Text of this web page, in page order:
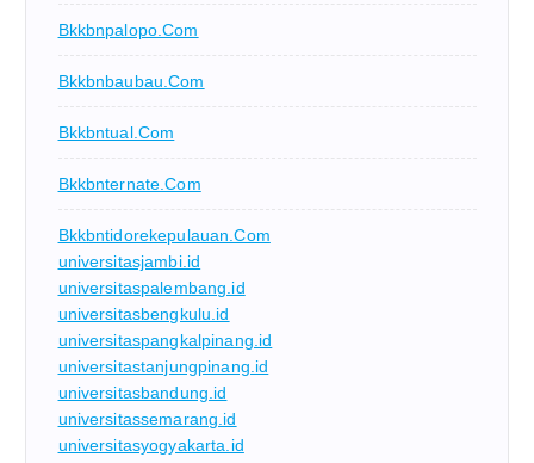
Bkkbnpalopo.com
Bkkbnbaubau.com
Bkkbntual.com
Bkkbnternate.com
Bkkbntidorekepulauan.com
universitasjambi.id
universitaspalembang.id
universitasbengkulu.id
universitaspangkalpinang.id
universitastanjungpinang.id
universitasbandung.id
universitassemarang.id
universitasyogyakarta.id